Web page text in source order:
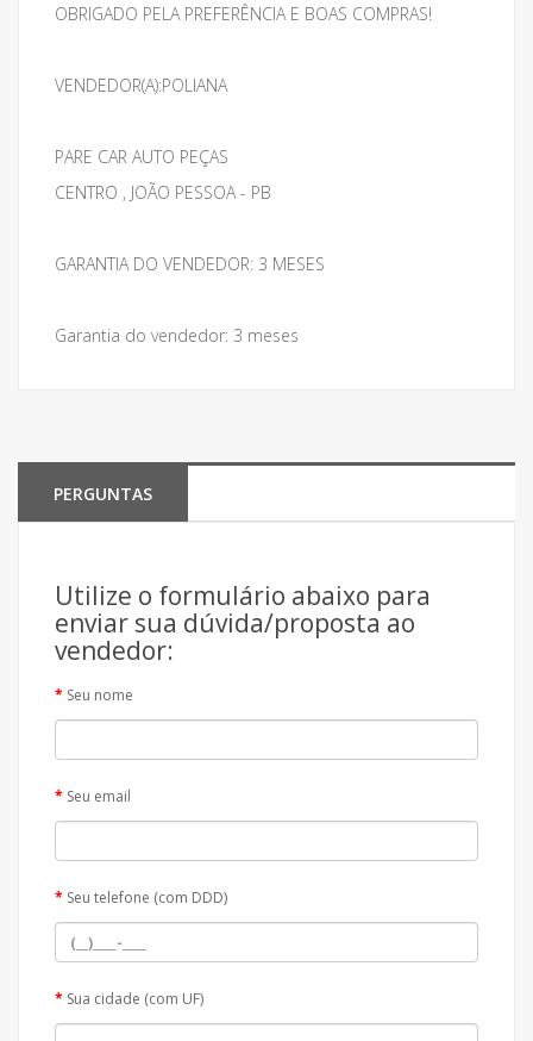
OBRIGADO PELA PREFERÊNCIA E BOAS COMPRAS!
VENDEDOR(A):POLIANA
PARE CAR AUTO PEÇAS
CENTRO , JOÃO PESSOA - PB
GARANTIA DO VENDEDOR: 3 MESES
Garantia do vendedor: 3 meses
PERGUNTAS
Utilize o formulário abaixo para
enviar sua dúvida/proposta ao
vendedor:
Seu nome
Seu email
Seu telefone (com DDD)
Sua cidade (com UF)